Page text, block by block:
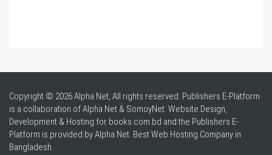
Copyright © 2026 Alpha Net, All rights reserved. Publishers E-Platform
is a collaboration of Alpha Net & SomoyNet. Website Design,
Development & Hosting for books.com.bd and the Publishers E-
Platform is provided by Alpha Net. BestWeb Hosting Company in
Bangladesh.